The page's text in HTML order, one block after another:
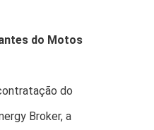
do Motos
do
Broker, a